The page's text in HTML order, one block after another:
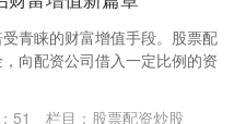
青睐的财富增值手段。股票配
向配资公司借入一定比例的资
51 栏目： 股票配资炒股